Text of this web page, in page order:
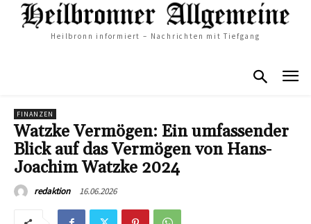
Heilbronn informiert – Nachrichten mit Tiefgang
FINANZEN
Watzke Vermögen: Ein umfassender
Blick auf das Vermögen von Hans-
Joachim Watzke 2024
redaktion 16.06.2026